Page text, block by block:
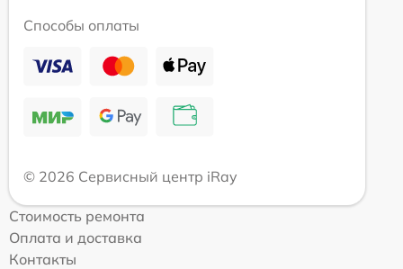
Способы оплаты
© 2026 Сервисный центр iRay
Стоимость ремонта
Оплата и доставка
Контакты